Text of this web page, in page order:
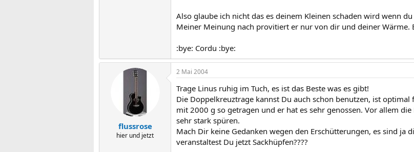
Also glaube ich nicht das es deinem Kleinen schaden wird wenn
Meiner Meinung nach provitiert er nur von dir und deiner Wärme.
:bye: Cordu :bye:
flussrose
hier und jetzt
2 Mai 2004
Trage Linus ruhig im Tuch, es ist das Beste was es gibt!
Die Doppelkreuztrage kannst Du auch schon benutzen, ist
mit 2000 g so getragen und er hat es sehr genossen. Vor allem
sehr stark spüren.
Mach Dir keine Gedanken wegen den Erschütterungen, es sind ja
veranstaltest Du jetzt Sackhüpfen????